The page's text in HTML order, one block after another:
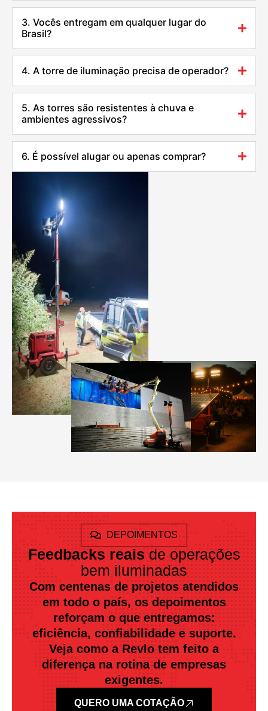
3. Vocês entregam em qualquer lugar do
Brasil?
4. A torre de iluminação precisa de operador?
5. As torres são resistentes à chuva e
ambientes agressivos?
6. É possível alugar ou apenas comprar?
DEPOIMENTOS
Feedbacks reaisde operações
bem iluminadas
Com centenas de projetos atendidos
em todo o país, os depoimentos
reforçam o que entregamos:
eficiência, confiabilidade e suporte.
Veja como a Revlo tem feito a
diferença na rotina de empresas
exigentes.
QUERO UMA COTAÇÃO